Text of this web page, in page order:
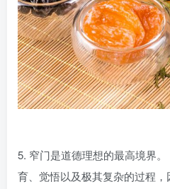
5. 窄门是道德理想的最高境界
育、觉悟以及极其复杂的过程